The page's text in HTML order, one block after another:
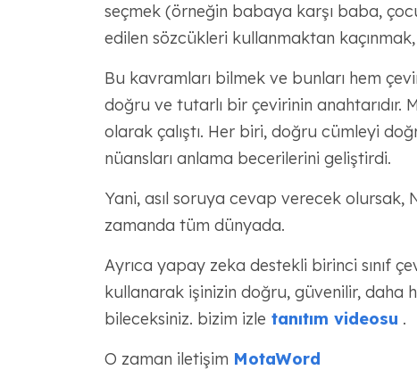
seçmek (örneğin babaya karşı baba,
edilen sözcükleri kullanmaktan
Bu kavramları bilmek ve bunları hem
doğru ve tutarlı bir çevirinin anahtarıdır.
olarak çalıştı. Her biri, doğru cümleyi
nüansları anlama becerilerini geliştirdi.
Yani, asıl soruya cevap verecek olursak,
zamanda tüm dünyada.
Ayrıca yapay zeka destekli birinci sınıf
kullanarak işinizin doğru, güvenilir, daha
bileceksiniz. bizim izle tanıtım videosu .
O zaman iletişim MotaWord